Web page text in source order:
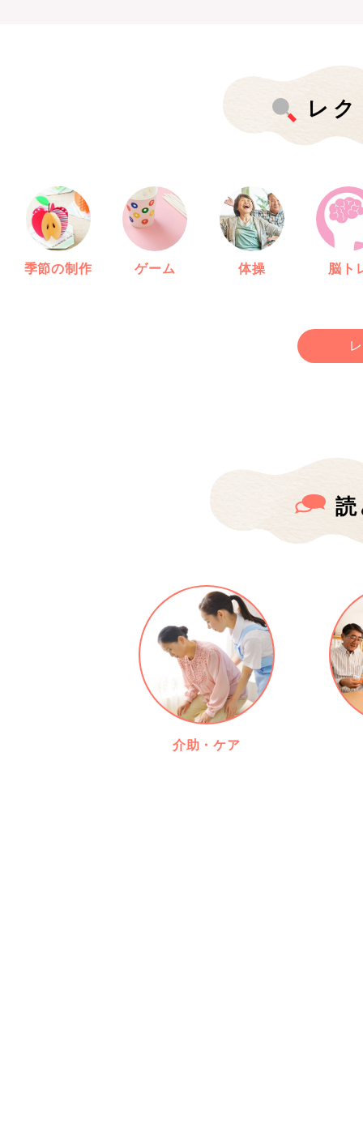
レ
季節の制作 ゲーム 体操 脳ト
介助・ケア